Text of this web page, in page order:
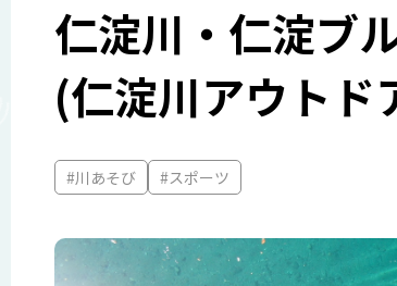
仁淀川・仁淀ブ
(仁淀川アウトド
#川あそび #スポーツ